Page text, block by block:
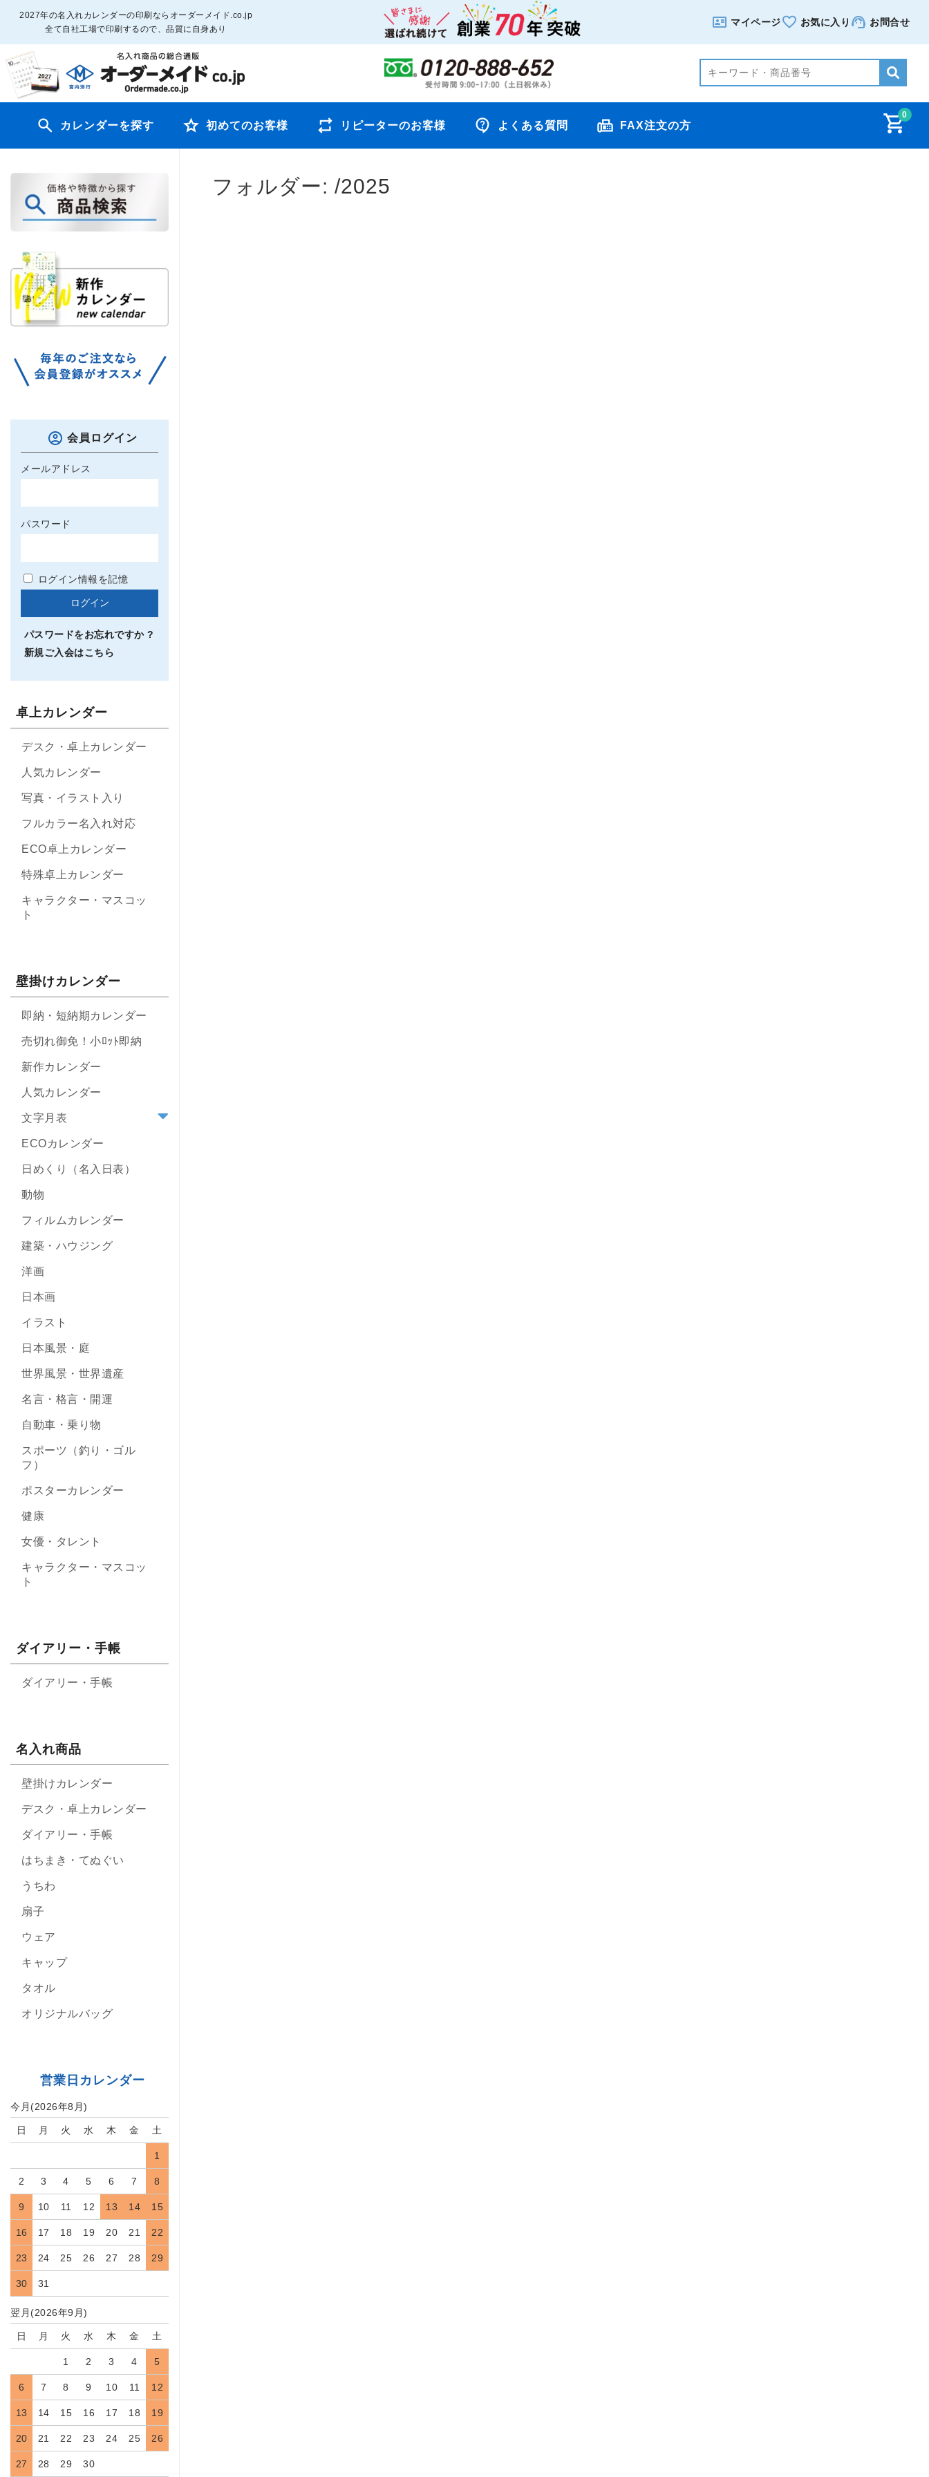
2027年の名入れカレンダーの印刷ならオーダーメイド.co.jp
全て自社工場で印刷するので、品質に自身あり
マイページ お気に入り お問合せ
0
カレンダーを探す 初めてのお客様 リピーターのお客様 よくある質問 FAX注文の方
フォルダー: /2025
会員ログイン
メールアドレス
パスワード
ログイン情報を記憶
パスワードをお忘れですか ?
新規ご入会はこちら
卓上カレンダー
デスク・卓上カレンダー
人気カレンダー
写真・イラスト入り
フルカラー名入れ対応
ECO卓上カレンダー
特殊卓上カレンダー
キャラクター・マスコッ
ト
壁掛けカレンダー
即納・短納期カレンダー
売切れ御免！小ﾛｯﾄ即納
新作カレンダー
人気カレンダー
文字月表
ECOカレンダー
日めくり（名入日表）
動物
フィルムカレンダー
建築・ハウジング
洋画
日本画
イラスト
日本風景・庭
世界風景・世界遺産
名言・格言・開運
自動車・乗り物
スポーツ（釣り・ゴル
フ）
ポスターカレンダー
健康
女優・タレント
キャラクター・マスコッ
ト
ダイアリー・手帳
ダイアリー・手帳
名入れ商品
壁掛けカレンダー
デスク・卓上カレンダー
ダイアリー・手帳
はちまき・てぬぐい
うちわ
扇子
ウェア
キャップ
タオル
オリジナルバッグ
営業日カレンダー
今月(2026年8月)
日 月 火 水 木 金 土
1
2 3 4 5 6 7 8
9 10 11 12 13 14 15
16 17 18 19 20 21 22
23 24 25 26 27 28 29
30 31
翌月(2026年9月)
日 月 火 水 木 金 土
1 2 3 4 5
6 7 8 9 10 11 12
13 14 15 16 17 18 19
20 21 22 23 24 25 26
27 28 29 30